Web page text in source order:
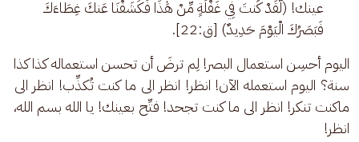
عينك! (لَّقَدْ كُنتَ فِي غَفْلَةٍ مِّنْ هَٰذَا فَكَشَفْنَا عَنكَ غِطَاءَكَ
فَبَصَرُكَ الْيَوْمَ حَدِيدٌ) [ق:22].
اليوم أحسِن استعمال البصر! لِم ترضَ أن تحسن استعماله كذا كذا
سنة؟ اليوم استعمله الآن! انظر! انظر الى ما كنت تُكذِّب! انظر الى
ماكنت تنكر! انظر الى ما كنت تجحد! فتِّح بعينك! يا الله بسم الله،
انظر!